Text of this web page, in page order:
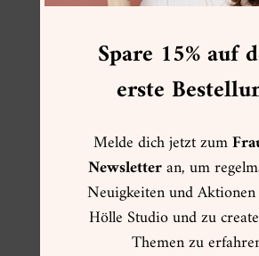
FOLGE MIR
FRAU HÖLLE
☀ Sommer ☀
Muttertag
Kartenwelt
Spare 15% auf
erste
Melde dich jetzt zum
Newsletteran, um
Neuigkeiten und
Hölle Studio und zu
Themen zu